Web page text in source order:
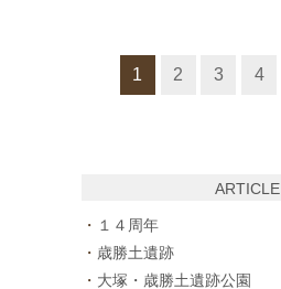
1 2 3 4
ARTICLE
１４周年
歳勝土遺跡
大塚・歳勝土遺跡公園